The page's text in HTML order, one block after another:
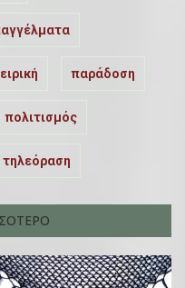
παράδοση
πολιτισμός
τηλεόραση